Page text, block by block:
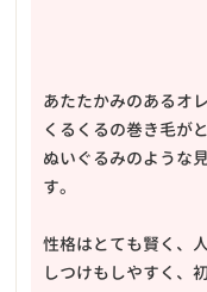
あたたかみのあるオ
くるくるの巻き毛が
ぬいぐるみのような
す。
性格はとても賢く、
しつけもしやすく、